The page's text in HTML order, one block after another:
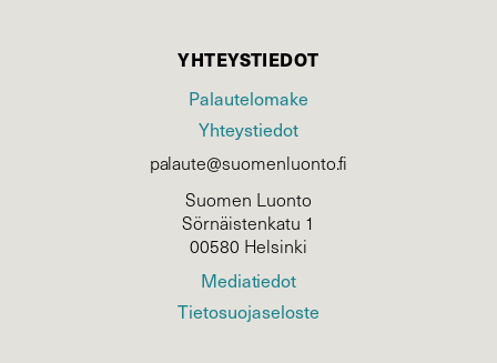
YHTEYSTIEDOT
Palautelomake
Yhteystiedot
palaute@suomenluonto.fi
Suomen Luonto
Sörnäistenkatu 1
00580 Helsinki
Mediatiedot
Tietosuojaseloste